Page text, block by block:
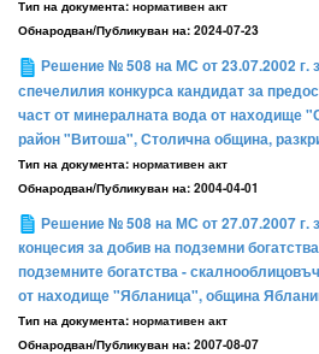
Тип на документа: нормативен акт
Обнародван/Публикуван на: 2024-07-23
Решение № 508 на МС от 23.07.2002 г.
спечелилия конкурса кандидат за
част от минералната вода от
район "Витоша", Столична община,
Тип на документа: нормативен акт
Обнародван/Публикуван на: 2004-04-01
Решение № 508 на МС от 27.07.2007 г.
концесия за добив на подземни
подземните богатства -
от находище "Ябланица", община
Тип на документа: нормативен акт
Обнародван/Публикуван на: 2007-08-07